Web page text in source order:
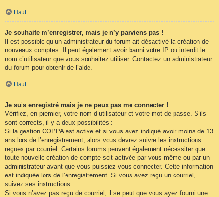
Haut
Je souhaite m’enregistrer, mais je n’y parviens pas !
Il est possible qu’un administrateur du forum ait désactivé la création de
nouveaux comptes. Il peut également avoir banni votre IP ou interdit le
nom d’utilisateur que vous souhaitez utiliser. Contactez un administrateur
du forum pour obtenir de l’aide.
Haut
Je suis enregistré mais je ne peux pas me connecter !
Vérifiez, en premier, votre nom d’utilisateur et votre mot de passe. S’ils
sont corrects, il y a deux possibilités :
Si la gestion COPPA est active et si vous avez indiqué avoir moins de 13
ans lors de l’enregistrement, alors vous devrez suivre les instructions
reçues par courriel. Certains forums peuvent également nécessiter que
toute nouvelle création de compte soit activée par vous-même ou par un
administrateur avant que vous puissiez vous connecter. Cette information
est indiquée lors de l’enregistrement. Si vous avez reçu un courriel,
suivez ses instructions.
Si vous n’avez pas reçu de courriel, il se peut que vous ayez fourni une